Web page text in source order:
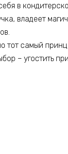
в
владеет
тот самый
– угостить